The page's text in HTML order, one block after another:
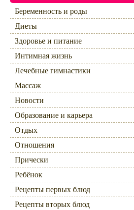
Беременность и роды
Диеты
Здоровье и питание
Интимная жизнь
Лечебные гимнастики
Массаж
Новости
Образование и карьера
Отдых
Отношения
Прически
Ребёнок
Рецепты первых блюд
Рецепты вторых блюд